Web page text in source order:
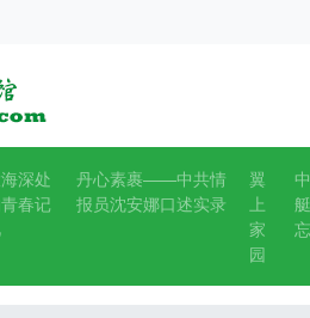
深处
春记
丹心素裹——中共情
报员沈安娜口述实录
翼
上
家
园